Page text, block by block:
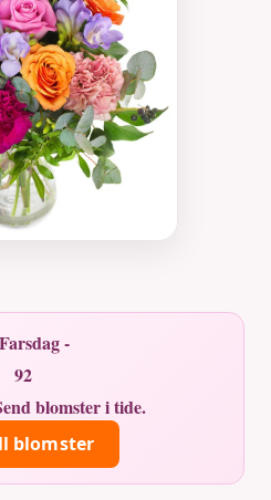
-
92
blomster i tide.
blomster